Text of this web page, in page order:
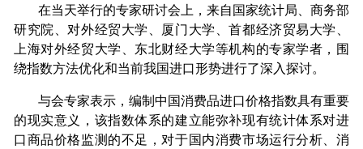
在当天举行的专家研讨会上，来自国家统计局、商务部
研究院、对外经贸大学、厦门大学、首都经济贸易大学、
上海对外经贸大学、东北财经大学等机构的专家学者，围
绕指数方法优化和当前我国进口形势进行了深入探讨。
与会专家表示，编制中国消费品进口价格指数具有重要
的现实意义，该指数体系的建立能弥补现有统计体系对进
口商品价格监测的不足，对于国内消费市场运行分析、消